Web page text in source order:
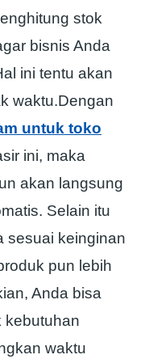
stok
bisnis Anda
ini tentu akan
waktu.Dengan
untuk toko
ini, maka
akan langsung
Selain itu
sesuai keinginan
pun lebih
Anda bisa
kebutuhan
waktu